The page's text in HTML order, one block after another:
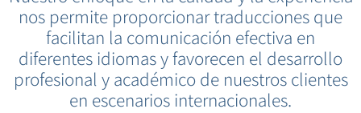
nos permite proporcionar traducciones que
facilitan la comunicación efectiva en
diferentes idiomas y favorecen el desarrollo
profesional y académico de nuestros clientes
en escenarios internacionales.